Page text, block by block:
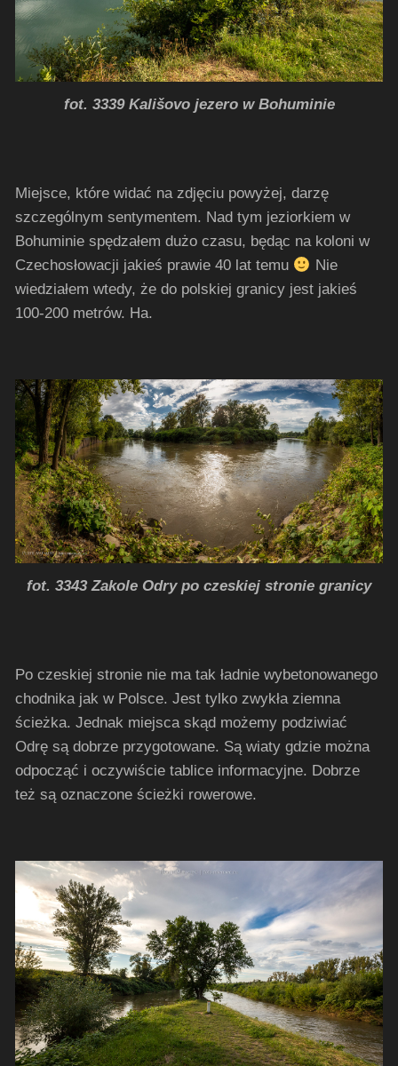
fot. 3339 Kališovo jezero w Bohuminie
Miejsce, które widać na zdjęciu powyżej, darzę
szczególnym sentymentem. Nad tym jeziorkiem w
Bohuminie spędzałem dużo czasu, będąc na koloni w
Czechosłowacji jakieś prawie 40 lat temu
Nie
wiedziałem wtedy, że do polskiej granicy jest jakieś
100-200 metrów. Ha.
fot. 3343 Zakole Odry po czeskiej stronie granicy
Po czeskiej stronie nie ma tak ładnie wybetonowanego
chodnika jak w Polsce. Jest tylko zwykła ziemna
ścieżka. Jednak miejsca skąd możemy podziwiać
Odrę są dobrze przygotowane. Są wiaty gdzie można
odpocząć i oczywiście tablice informacyjne. Dobrze
też są oznaczone ścieżki rowerowe.